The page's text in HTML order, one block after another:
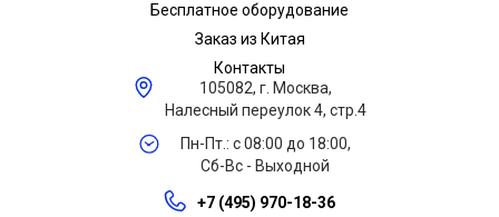
Бесплатное оборудование
Заказ из Китая
Контакты
105082, г. Москва,
Налесный переулок 4, стр.4
Пн-Пт.: с 08:00 до 18:00,
Сб-Вс - Выходной
+7 (495) 970-18-36